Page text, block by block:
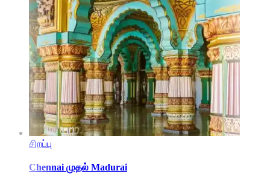
சிறப்பு
Chennai முதல் Madurai